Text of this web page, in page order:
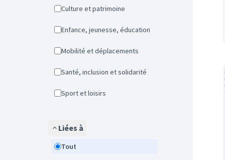
Culture et patrimoine
Enfance, jeunesse, éducation
Mobilité et déplacements
Santé, inclusion et solidarité
Sport et loisirs
Liées à
Tout